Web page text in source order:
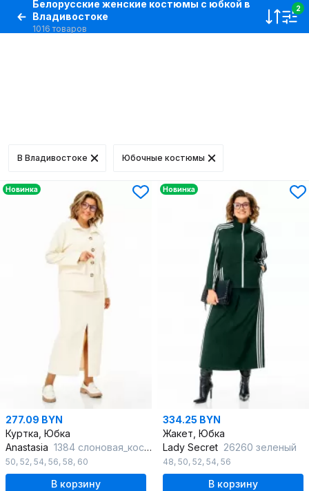
Белорусские женские костюмы с юбкой в
Владивостоке
1016 товаров
2
В Владивостоке Юбочные костюмы
Новинка
277.09 BYN
Куртка, Юбка
Anastasia 1384 слоновая_кость
50, 52, 54, 56, 58, 60
В корзину
Новинка
334.25 BYN
Жакет, Юбка
Lady Secret 26260 зеленый
48, 50, 52, 54, 56
В корзину